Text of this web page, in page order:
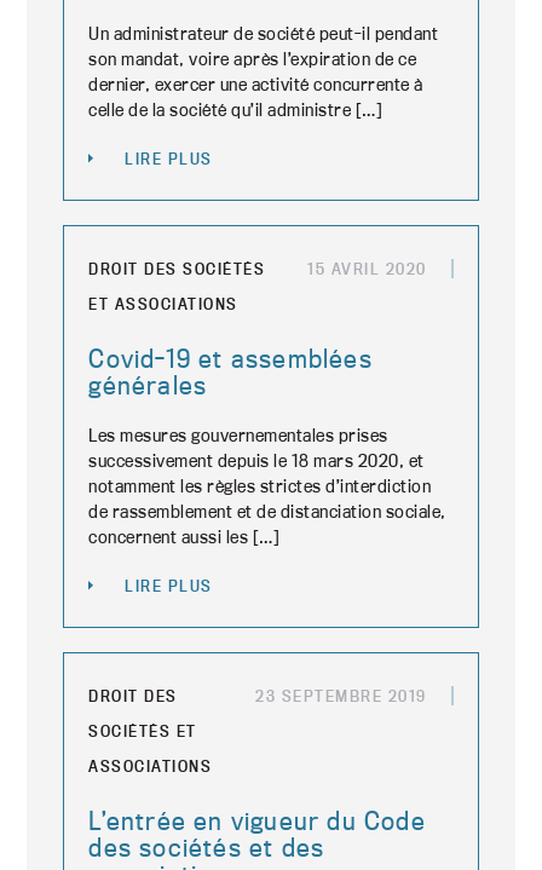
Un administrateur de société peut-il pendant
son mandat, voire après l’expiration de ce
dernier, exercer une activité concurrente à
celle de la société qu’il administre […]
LIRE PLUS
DROIT DES SOCIÉTÉS
ET ASSOCIATIONS
15 AVRIL 2020
Covid-19 et assemblées
générales
Les mesures gouvernementales prises
successivement depuis le 18 mars 2020, et
notamment les règles strictes d’interdiction
de rassemblement et de distanciation sociale,
concernent aussi les […]
LIRE PLUS
DROIT DES
SOCIÉTÉS ET
ASSOCIATIONS
23 SEPTEMBRE 2019
L’entrée en vigueur du Code
des sociétés et des